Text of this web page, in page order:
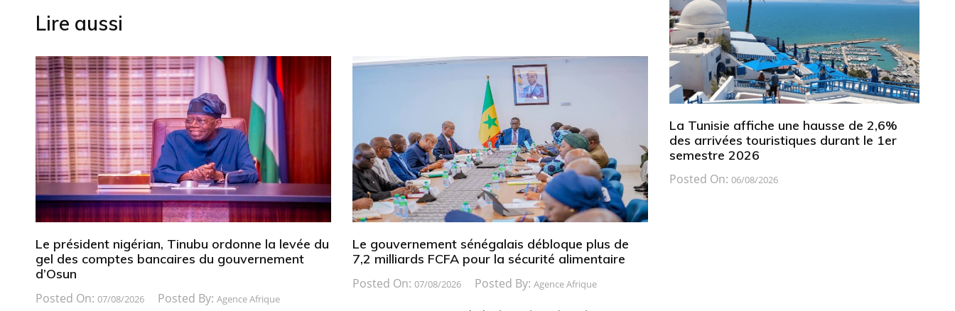
Lire aussi
Le président nigérian, Tinubu ordonne la levée du
gel des comptes bancaires du gouvernement
d’Osun
Posted On: 07/08/2026 Posted By: Agence Afrique
Le gouvernement sénégalais débloque plus de
7,2 milliards FCFA pour la sécurité alimentaire
Posted On: 07/08/2026 Posted By: Agence Afrique
La Tunisie affiche une hausse de 2,6%
des arrivées touristiques durant le 1er
semestre 2026
Posted On: 06/08/2026